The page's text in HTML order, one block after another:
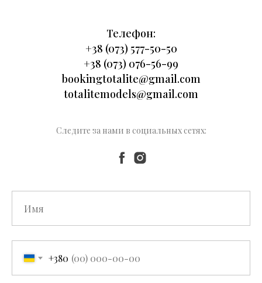
Телефон:
+38 (073) 577-50-50
+38 (073) 076-56-99
bookingtotalite@gmail.com
totalitemodels@gmail.com
Следите за нами в социальных сетях:
+380